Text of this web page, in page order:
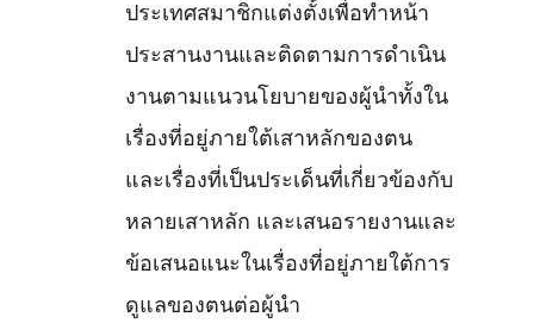
ประเทศสมาชิกแต่งตั้งเพื่อทำหน้า
ประสานงานและติดตามการดำเนิน
งานตามแนวนโยบายของผู้นำทั้งใน
เรื่องที่อยู่ภายใต้เสาหลักของตน
และเรื่องที่เป็นประเด็นที่เกี่ยวข้องกับ
หลายเสาหลัก และเสนอรายงานและ
ข้อเสนอแนะในเรื่องที่อยู่ภายใต้การ
ดูแลของตนต่อผู้นำ